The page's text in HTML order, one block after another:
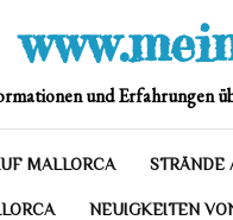
und Erfahrungen
MALLORCA STRÄNDE
NEUIGKEITEN